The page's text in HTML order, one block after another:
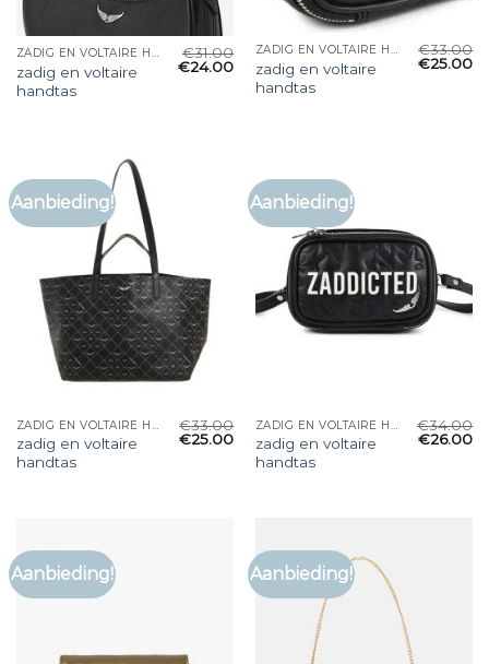
ZADIG EN VOLTAIRE HANDTAS
zadig en voltaire
handtas
€31.00
€24.00
ZADIG EN VOLTAIRE HANDTAS
zadig en voltaire
handtas
€33.00
€25.00
Aanbieding!
zadig en voltaire
handtas
€33.00
€25.00
Aanbieding!
zadig en voltaire
handtas
€34.00
€26.00
Aanbieding! Aanbieding!